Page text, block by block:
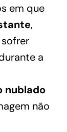
em que
,
a
nublado
não